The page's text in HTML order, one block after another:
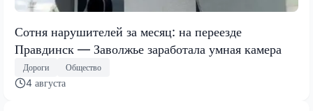
Сотня нарушителей за месяц: на переезде
Правдинск — Заволжье заработала умная камера
Дороги Общество
4 августа